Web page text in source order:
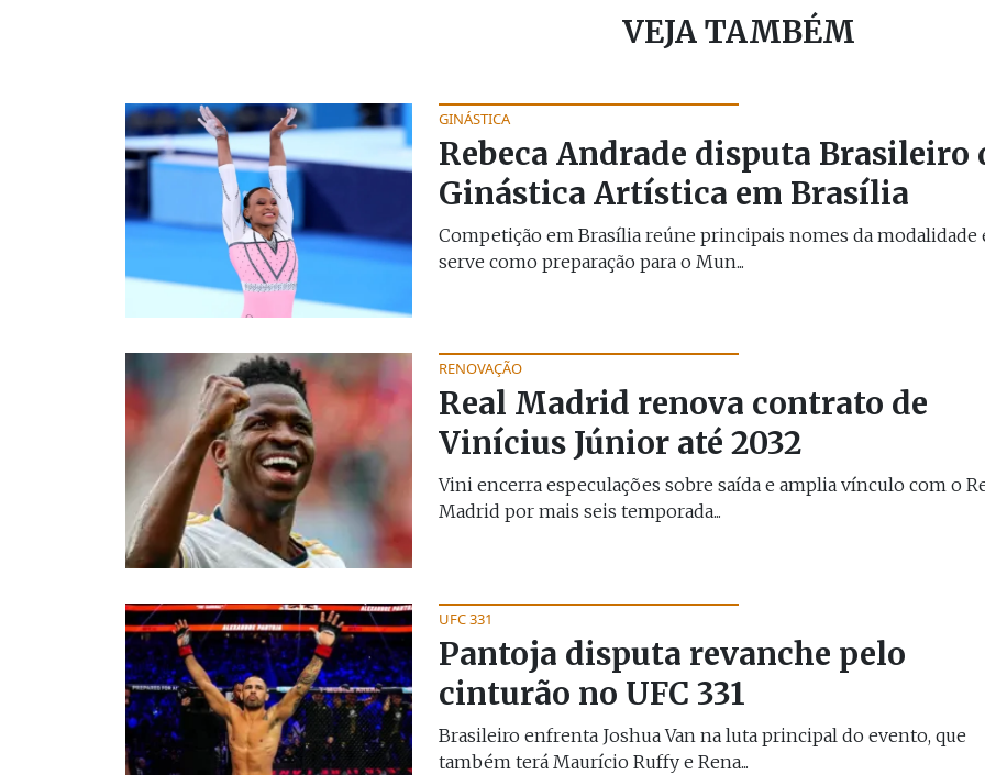
VEJA TAMBÉM
GINÁSTICA
Rebeca Andrade disputa Brasileiro
Ginástica Artística em Brasília
Competição em Brasília reúne principais nomes da modalidade
serve como preparação para o Mun...
RENOVAÇÃO
Real Madrid renova contrato de
Vinícius Júnior até 2032
Vini encerra especulações sobre saída e amplia vínculo com o
Madrid por mais seis temporada...
UFC 331
Pantoja disputa revanche pelo
cinturão no UFC 331
Brasileiro enfrenta Joshua Van na luta principal do evento, que
também terá Maurício Ruffy e Rena...